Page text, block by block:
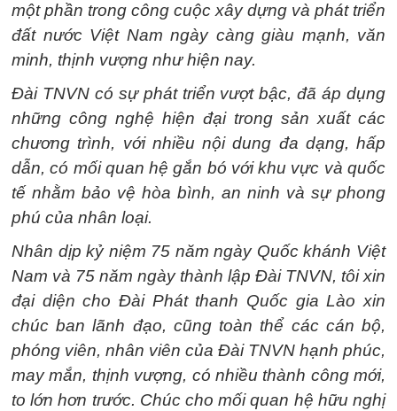
một phần trong công cuộc xây dựng và phát triển
đất nước Việt Nam ngày càng giàu mạnh, văn
minh, thịnh vượng như hiện nay.
Đài TNVN có sự phát triển vượt bậc, đã áp dụng
những công nghệ hiện đại trong sản xuất các
chương trình, với nhiều nội dung đa dạng, hấp
dẫn, có mối quan hệ gắn bó với khu vực và quốc
tế nhằm bảo vệ hòa bình, an ninh và sự phong
phú của nhân loại.
Nhân dịp kỷ niệm 75 năm ngày Quốc khánh Việt
Nam và 75 năm ngày thành lập Đài TNVN, tôi xin
đại diện cho Đài Phát thanh Quốc gia Lào xin
chúc ban lãnh đạo, cũng toàn thể các cán bộ,
phóng viên, nhân viên của Đài TNVN hạnh phúc,
may mắn, thịnh vượng, có nhiều thành công mới,
to lớn hơn trước. Chúc cho mối quan hệ hữu nghị